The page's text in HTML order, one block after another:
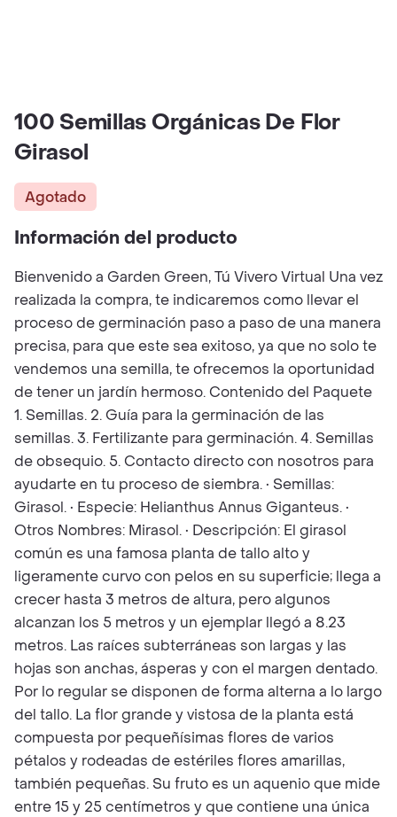
100 Semillas Orgánicas De Flor
Girasol
Agotado
Información del producto
Bienvenido a Garden Green, Tú Vivero Virtual Una vez
realizada la compra, te indicaremos como llevar el
proceso de germinación paso a paso de una manera
precisa, para que este sea exitoso, ya que no solo te
vendemos una semilla, te ofrecemos la oportunidad
de tener un jardín hermoso. Contenido del Paquete
1. Semillas. 2. Guía para la germinación de las
semillas. 3. Fertilizante para germinación. 4. Semillas
de obsequio. 5. Contacto directo con nosotros para
ayudarte en tu proceso de siembra. • Semillas:
Girasol. • Especie: Helianthus Annus Giganteus. •
Otros Nombres: Mirasol. • Descripción: El girasol
común es una famosa planta de tallo alto y
ligeramente curvo con pelos en su superficie; llega a
crecer hasta 3 metros de altura, pero algunos
alcanzan los 5 metros y un ejemplar llegó a 8.23
metros. Las raíces subterráneas son largas y las
hojas son anchas, ásperas y con el margen dentado.
Por lo regular se disponen de forma alterna a lo largo
del tallo. La flor grande y vistosa de la planta está
compuesta por pequeñísimas flores de varios
pétalos y rodeadas de estériles flores amarillas,
también pequeñas. Su fruto es un aquenio que mide
entre 15 y 25 centímetros y que contiene una única